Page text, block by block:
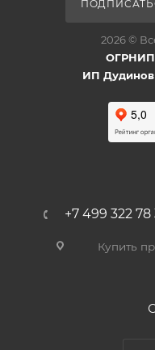
2026 ©
ОГРНИП:
ИП Дудинов
+7 499 322 78
Купить